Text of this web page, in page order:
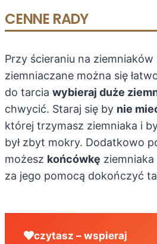
CENNE RADY
Przy ścieraniu na ziemniaków
ziemniaczane można się
do tarcia wybieraj duże
chwycić. Staraj się by nie
której trzymasz ziemniaka i
był zbyt mokry. Dodatkowo
możesz końcówkę ziemniaka
za jego pomocą dokończyć
czytasz – wspieraj